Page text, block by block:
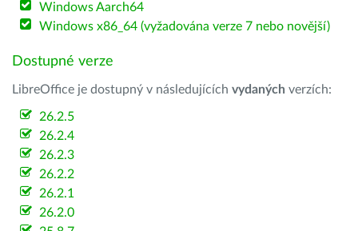
Windows Aarch64
Windows x86_64 (vyžadována verze 7 nebo novější)
Dostupné verze
LibreOffice je dostupný v následujících vydaných verzích:
26.2.5
26.2.4
26.2.3
26.2.2
26.2.1
26.2.0